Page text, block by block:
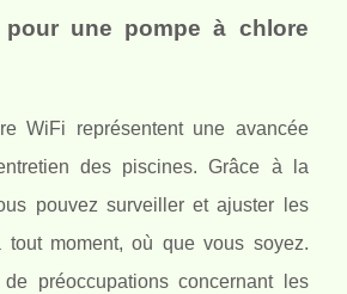
une pompe à chlore
WiFi représentent une avancée
des piscines. Grâce à la
pouvez surveiller et ajuster les
moment, où que vous soyez.
préoccupations concernant les